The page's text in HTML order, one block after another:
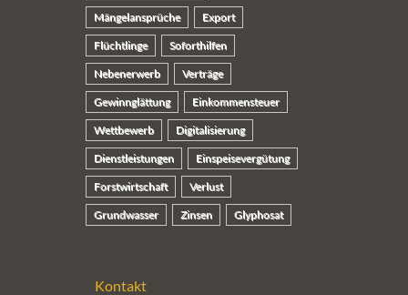
Mängelansprüche Export
Flüchtlinge Soforthilfen
Nebenerwerb Verträge
Gewinnglättung Einkommensteuer
Wettbewerb Digitalisierung
Dienstleistungen Einspeisevergütung
Forstwirtschaft Verlust
Grundwasser Zinsen Glyphosat
Kontakt